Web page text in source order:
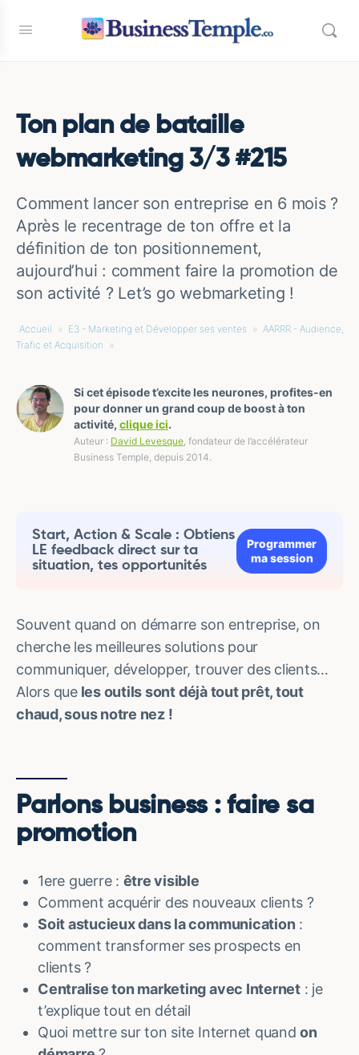
Ton plan de bataille
webmarketing 3/3 #215
Comment lancer son entreprise en 6 mois ?
Après le recentrage de ton offre et la
définition de ton positionnement,
aujourd’hui : comment faire la promotion de
son activité ? Let’s go webmarketing !
Accueil » E3 - Marketing et Développer ses ventes » AARRR - Audience,
Trafic et Acquisition »
Si cet épisode t’excite les neurones, profites-en
pour donner un grand coup de boost à ton
activité, clique ici.
Auteur : David Levesque, fondateur de l’accélérateur
Business Temple, depuis 2014.
Start, Action & Scale : Obtiens
LE feedback direct sur ta
situation, tes opportunités
Programmer
ma session
Souvent quand on démarre son entreprise, on
cherche les meilleures solutions pour
communiquer, développer, trouver des clients…
Alors queles outils sont déjà tout prêt, tout
chaud, sous notre nez !
Parlons business : faire sa
promotion
1ere guerre : être visible
Comment acquérir des nouveaux clients ?
Soit astucieux dans la communication :
comment transformer ses prospects en
clients ?
Centralise ton marketing avec Internet: je
t’explique tout en détail
Quoi mettre sur ton site Internet quandon